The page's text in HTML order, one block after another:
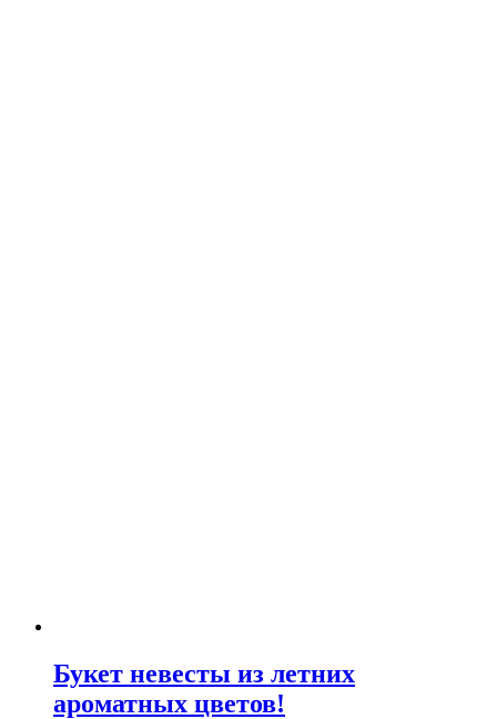
Букет невесты из летних
ароматных цветов!